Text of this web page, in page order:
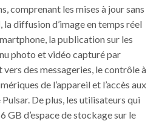
comprenant les mises à jour sans
la diffusion d’image en temps réel
la publication sur les
photo et vidéo capturé par
des messageries, le contrôle à
de l’appareil et l’accès aux
De plus, les utilisateurs qui
GB d’espace de stockage sur le